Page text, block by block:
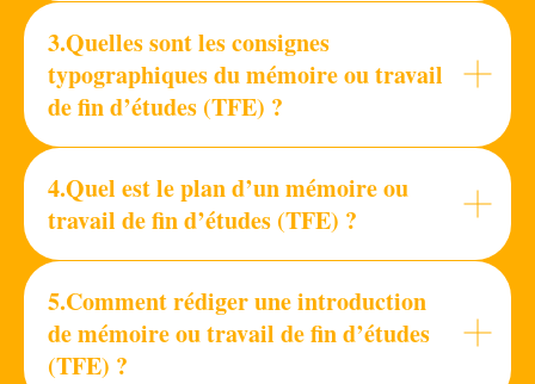
3.Quelles sont les consignes
typographiques du mémoire ou travail
de fin d’études (TFE) ?
4.Quel est le plan d’un mémoire ou
travail de fin d’études (TFE) ?
5.Comment rédiger une introduction
de mémoire ou travail de fin d’études
(TFE) ?